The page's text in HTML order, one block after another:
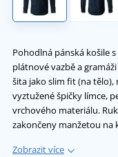
Pohodlná pánská košile
plátnové vazbě a
šita jako slim fit (na
vyztužené špičky límce,
vrchového materiálu.
zakončeny manžetou na
Zobrazit více